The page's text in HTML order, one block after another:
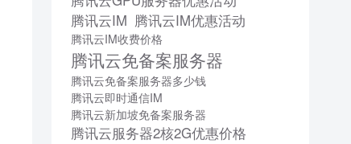
腾讯云IM 腾讯云IM优惠活动
腾讯云IM收费价格
腾讯云免备案服务器
腾讯云免备案服务器多少钱
腾讯云即时通信IM
腾讯云新加坡免备案服务器
腾讯云服务器2核2G优惠价格